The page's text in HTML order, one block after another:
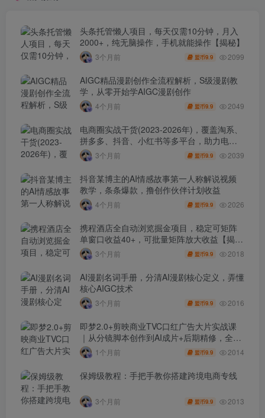
头条托管懒人项目，每天仅需10分钟，月入
2000+，纯无脑操作，手机就能操作【揭秘】
3个月前 盟币9.9 2099
AIGC精品漫剧创作全流程解析，S级漫剧教
学，从零开始学AIGC漫剧创作
4个月前 盟币9.9 2049
电商圈实战干货(2023-2026年)，覆盖淘系、
拼多多、抖音、小红书等多平台，助力电商
人避开坑、提效率、稳盈利(更新4月)
3个月前 盟币9.9 2039
抖音某博主的AI情感故事第一人称解说视频
教学，条条爆款，撸创作伙伴计划收益
4个月前 盟币9.9 2026
携程酒店全自动浏览掘金项目，稳定可矩阵
单窗口收益40+，可批量矩阵放大收益【揭
秘】3个月前 盟币9.9 2018
AI漫剧名词手册，分清AI漫剧核心定义，弄懂
核心AIGC技术
3个月前 盟币9.9 2016
即梦2.0+剪映商业TVC口红广告大片实战课
｜从分镜脚本创作到AI成片+后期精修，全流
程打造品牌级产品广告
1个月前 盟币9.9 2014
保姆级教程：手把手教你搭建跨境电商专线
3个月前 盟币9.9 2013